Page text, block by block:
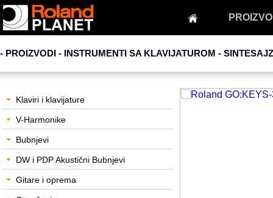
- PROIZVODI - INSTRUMENTI SA KLAVIJATUROM -
Klaviri i klavijature
V-Harmonike
Bubnjevi
DW i PDP Akustični Bubnjevi
Gitare i oprema